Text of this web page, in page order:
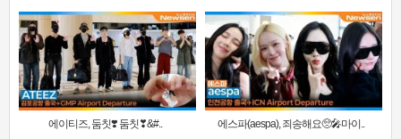
에이티즈, 둠칫❣️ 둠칫❣&#.. 에스파(aespa), 죄송해요🥺🎤마이..